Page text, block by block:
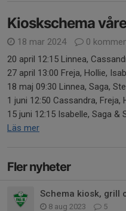
Kioskschema
18 mar 2024
0
20 april 12:15 Linnea,
27 april 13:00 Freja, Hollie,
18 maj 09:30 Linnea, Saga,
1 juni 12:50 Cassandra, Freja,
15 juni 12:15 Isabelle, Saga &
Läs mer
Fler nyheter
Schema kiosk, grill
8 aug 2023 5